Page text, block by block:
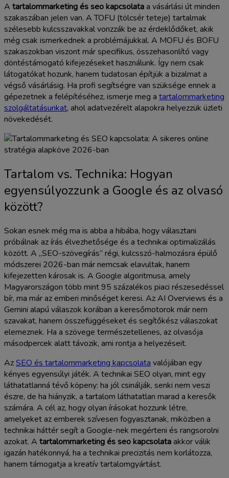
A tartalommarketing és seo kapcsolataa vásárlási út minden
szakaszában jelen van. A TOFU (tölcsér teteje) tartalmak
szélesebb kulcsszavakkal vonzzák be az érdeklődőket, akik
még csak ismerkednek a problémájukkal. A MOFU és BOFU
szakaszokban viszont már specifikus, összehasonlító vagy
döntéstámogató kifejezéseket használunk. Így nem csak
látogatókat hozunk, hanem tudatosan építjük a bizalmat a
végső vásárlásig. Ha profi segítségre van szüksége ennek a
gépezetnek a felépítéséhez, ismerje meg a tartalommarketing
szolgáltatásunkat, ahol adatvezérelt alapokra helyezzük üzleti
növekedését.
Tartalom vs. Technika: Hogyan
egyensúlyozzunk a Google és az olvasó
között?
Sokan esnek még ma is abba a hibába, hogy választani
próbálnak az írás élvezhetősége és a technikai optimalizálás
között. A „SEO-szövegírás” régi, kulcsszó-halmozásra épülő
módszerei 2026-ban már nemcsak elavultak, hanem
kifejezetten károsak is. A Google algoritmusa, amely
Magyarországon több mint 95 százalékos piaci részesedéssel
bír, ma már az emberi minőséget keresi. Az AI Overviews és a
Gemini alapú válaszok korában a keresőmotorok már nem
szavakat, hanem összefüggéseket és segítőkész válaszokat
elemeznek. Ha a szövege természetellenes, az olvasója
másodpercek alatt távozik, ami rontja a helyezéseit.
AzSEO és tartalommarketing kapcsolata valójában egy
kényes egyensúlyi játék. A technikai SEO olyan, mint egy
láthatatlanná tévő köpeny: ha jól csinálják, senki nem veszi
észre, de ha hiányzik, a tartalom láthatatlan marad a keresők
számára. A cél az, hogy olyan írásokat hozzunk létre,
amelyeket az emberek szívesen fogyasztanak, miközben a
technikai háttér segít a Google-nek megérteni és rangsorolni
azokat. A tartalommarketing és seo kapcsolataakkor válik
igazán hatékonnyá, ha a technikai precizitás nem korlátozza,
hanem támogatja a kreatív tartalomgyártást.